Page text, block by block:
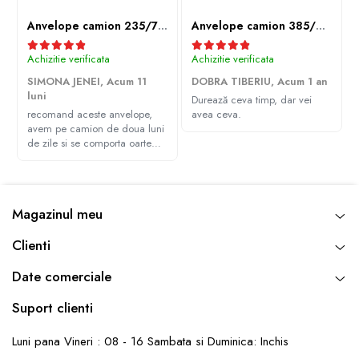
Anvelope camion 235/75R17.5 143/141J(144F) Westlake WDA2 TL M+S 3PMSF
Achizitie verificata
SIMONA JENEI, Acum 11
luni
recomand aceste anvelope,
avem pe camion de doua luni
de zile si se comporta oarte
Anvelope camion 385/65R22.5 164K LEAO KTS300 24PR TL
Achizitie verificata
DOBRA TIBERIU, Acum 1 an
Durează ceva timp, dar vei
avea ceva.
Magazinul meu
Clienti
Date comerciale
Suport clienti
Luni pana Vineri : 08 - 16 Sambata si Duminica: Inchis